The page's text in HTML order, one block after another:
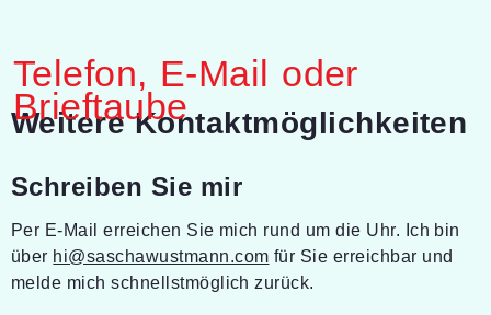
Telefon, E-Mail oder
Brieftaube
-
Weitere Kontaktmöglichkeiten
Schreiben Sie mir
Per E-Mail erreichen Sie mich rund um die Uhr. Ich bin
über hi@saschawustmann.com für Sie erreichbar und
melde mich schnellstmöglich zurück.